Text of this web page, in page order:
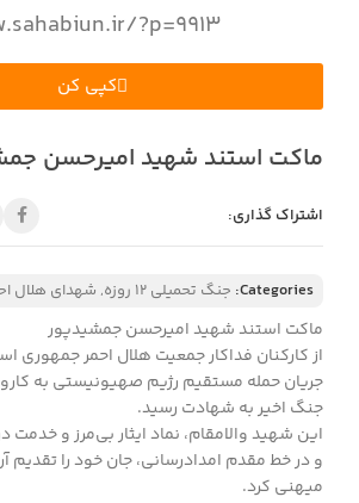
?p=9913
کپی کن
ماکت استند شهید امیرحسن
اشتراک گذاری:
Categories: جنگ تحمیلی 12 روزه , شهدای هلال
ماکت استند شهید امیرحسن جمشیدپور
از کارکنان فداکار جمعیت هلال احمر جمهوری
جریان حمله مستقیم رژیم صهیونیستی به
جنگ اخیر به شهادت رسید.
این شهید والامقام، نماد ایثار بی‌مرز و خدمت
و در خط مقدم امدادرسانی، جان خود را تقدیم
میهنی کرد.